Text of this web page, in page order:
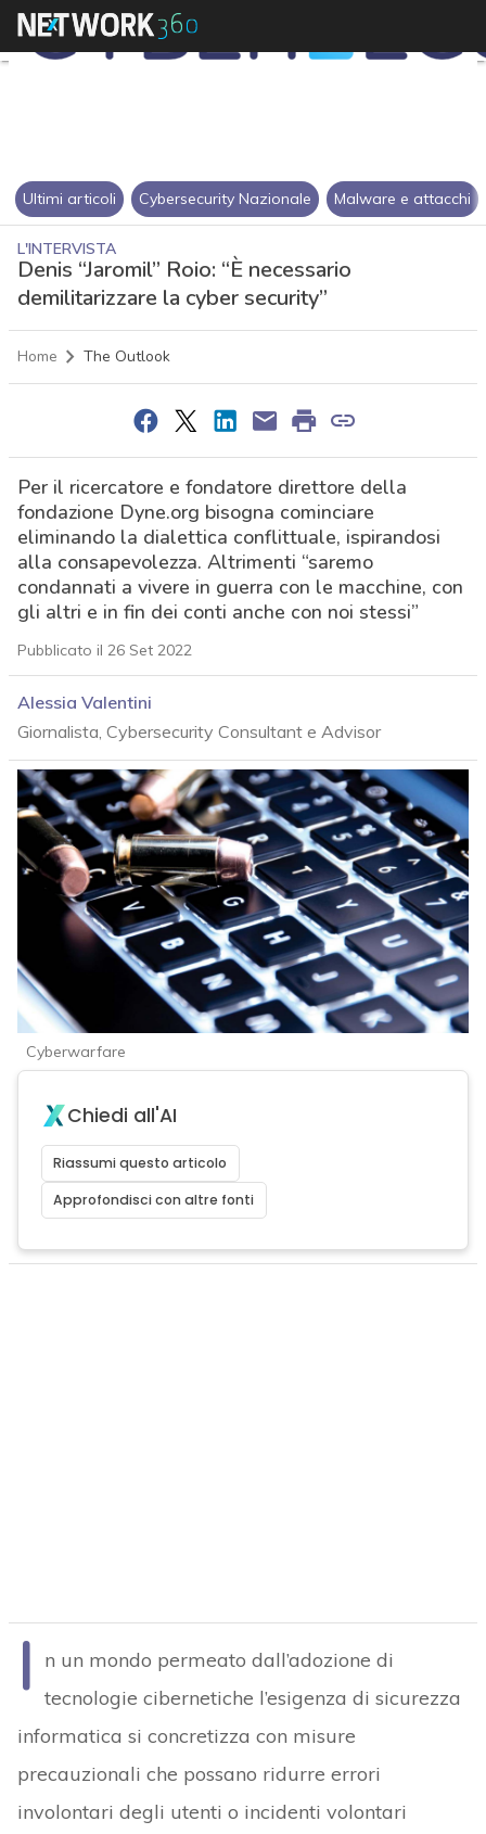
Ultimi articoli Cybersecurity Nazionale Malware e attacchi
L'INTERVISTA
Denis “Jaromil” Roio: “È necessario
demilitarizzare la cyber security”
Home The Outlook
Per il ricercatore e fondatore direttore della
fondazione Dyne.org bisogna cominciare
eliminando la dialettica conflittuale, ispirandosi
alla consapevolezza. Altrimenti “saremo
condannati a vivere in guerra con le macchine, con
gli altri e in fin dei conti anche con noi stessi”
Pubblicato il 26 Set 2022
Alessia Valentini
Giornalista, Cybersecurity Consultant e Advisor
Cyberwarfare
Chiedi all'AI
Riassumi questo articolo
Approfondisci con altre fonti
I
n un mondo permeato dall’adozione di
tecnologie cibernetiche l’esigenza di sicurezza
informatica si concretizza con misure
precauzionali che possano ridurre errori
involontari degli utenti o incidenti volontari